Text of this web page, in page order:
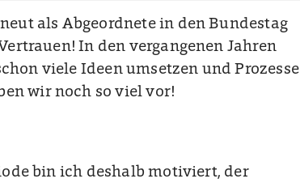
als Abgeordnete in den Bundestag
In den vergangenen Jahren
viele Ideen umsetzen und Prozesse
wir noch so viel vor!
bin ich deshalb motiviert, der